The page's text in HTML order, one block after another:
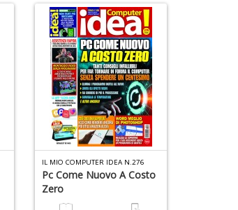
IL MIO COMPUTER IDEA N.276
Pc Come Nuovo A Costo
Zero